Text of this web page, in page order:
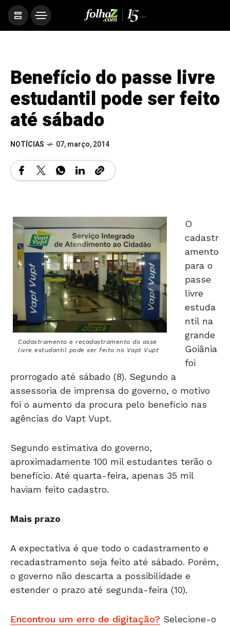
Benefício do passe livre
estudantil pode ser feito
até sábado
NOTÍCIAS 07, março, 2014
Cadastramento e recadastramento do asse
livre estudantil pode ser feito no Vapt Vupt
O
cadastr
amento
para o
passe
livre
estuda
ntil na
grande
Goiânia
foi
prorrogado até sábado (8). Segundo a
assessoria de imprensa do governo, o motivo
foi o aumento da procura pelo benefício nas
agências do Vapt Vupt.
Segundo estimativa do governo,
aproximadamente 100 mil estudantes terão o
benefício. Até quarta-feira, apenas 35 mil
haviam feito cadastro.
Mais prazo
A expectativa é que todo o cadastramento e
recadastramento seja feito até sábado. Porém,
o governo não descarta a possibilidade e
estender o prazo até segunda-feira (10).
Encontrou um erro de digitação? Selecione-o